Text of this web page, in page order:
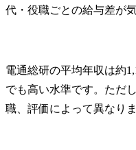
代・役職ごとの給与差が
電通総研の平均年収は約
でも高い水準です。ただ
職、評価によって異なりま